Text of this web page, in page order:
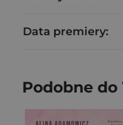
Data premiery:
Podobne